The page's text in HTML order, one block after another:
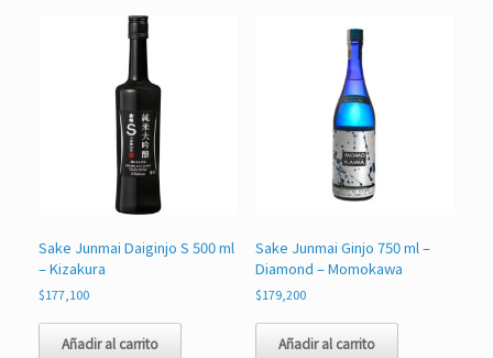
Sake Junmai Daiginjo S 500 ml
– Kizakura
$177,100
Añadir al carrito
Sake Junmai Ginjo 750 ml –
Diamond – Momokawa
$179,200
Añadir al carrito